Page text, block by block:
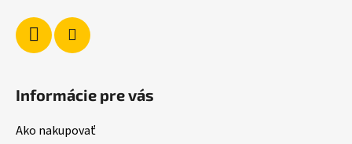
Informácie pre vás
Ako nakupovať